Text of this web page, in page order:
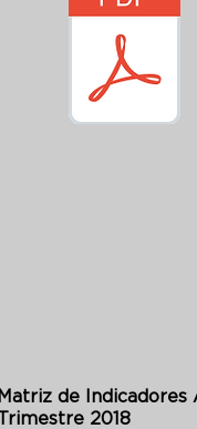
Matriz de Indicadores
2018